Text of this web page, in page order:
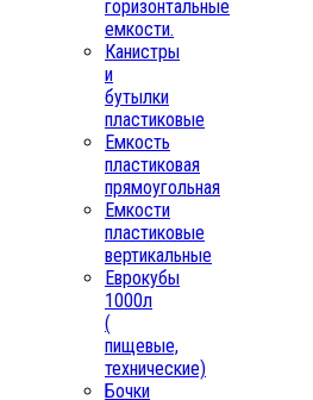
горизонтальные
емкости.
Канистры
и
бутылки
пластиковые
Емкость
пластиковая
прямоугольная
Емкости
пластиковые
вертикальные
Еврокубы
1000л
(
пищевые,
технические)
Бочки